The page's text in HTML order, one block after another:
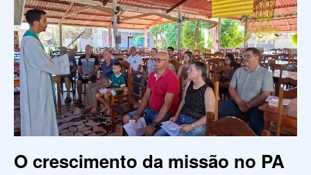
O crescimento da missão no PA